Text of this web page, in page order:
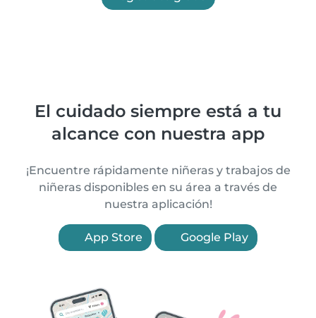
El cuidado siempre está a tu
alcance con nuestra app
¡Encuentre rápidamente niñeras y trabajos de
niñeras disponibles en su área a través de
nuestra aplicación!
App Store Google Play